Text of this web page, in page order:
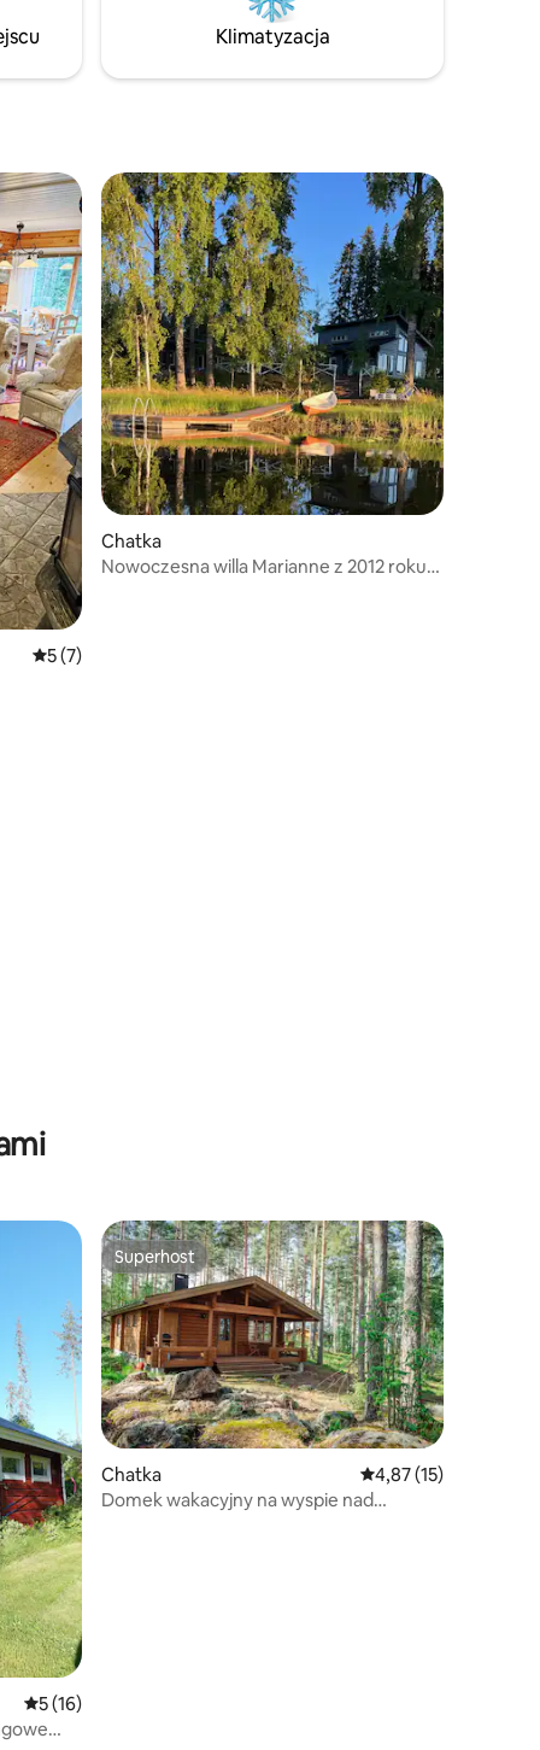
Oszałamiająca przyroda o każdej porze
roku. Nieco ponad godzinę drogi od
Helsinek, najbliższy sklep w odległości
15 minut jazdy.
Klimatyzacja
Średnia ocena: 5 na 5, liczba recenzji: 7
5 (7)
Chatka
Nowoczesna willa Marianne z 2012 roku
gości
Średnia ocena: 5 na 5, liczba recenzji: 16
5 (16)
Superhost
Superhost
Chatka Średnia ocena: 4,87
4,87 (15)
Domek wakacyjny na wyspie nad